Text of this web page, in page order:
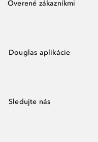
Overené zákazníkmi
Douglas aplikácie
Sledujte nás